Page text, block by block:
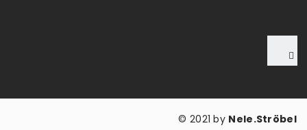
© 2021 by Nele.Ströbel